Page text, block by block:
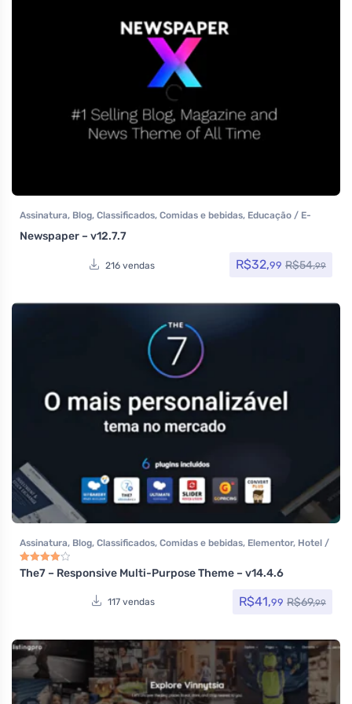
Assinatura, Blog, Classificados, Comidas e bebidas, Educação / E-
learning
Elementor, Elementor Pro
, Themeforest
Newspaper – v12.7.7
216 vendas R$32,99 R$54,99
Assinatura, Blog, Classificados, Comidas e bebidas, Elementor, Hotel /
Viagem, Loja Virtual
Saúde e Beleza, Tecnologia, Temas, Themeforest, Todos os itens
4.00de 5
The7 – Responsive Multi-Purpose Theme – v14.4.6
117 vendas R$41,99 R$69,99